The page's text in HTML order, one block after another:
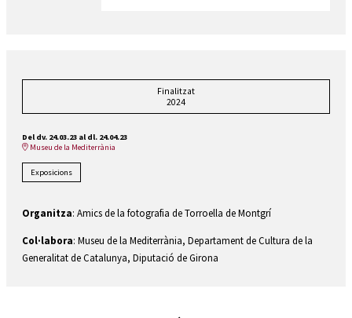
Finalitzat
2024
Del dv. 24.03.23 al dl. 24.04.23
Museu de la Mediterrània
Exposicions
Organitza: Amics de la fotografia de Torroella de Montgrí
Col·labora: Museu de la Mediterrània, Departament de Cultura de la
Generalitat de Catalunya, Diputació de Girona